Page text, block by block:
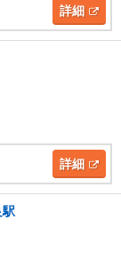
詳細
詳細